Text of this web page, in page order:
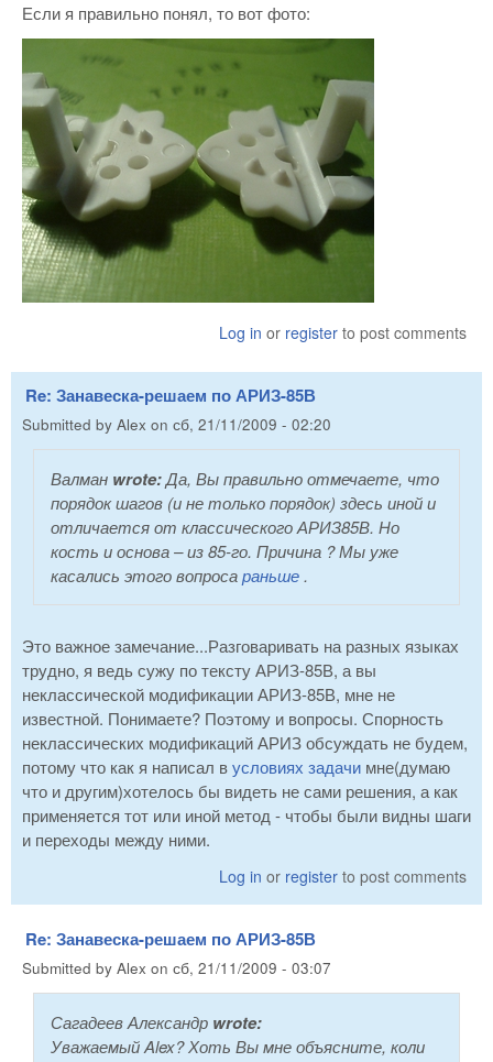
Если я правильно понял, то вот фото:
Log in or register to post comments
Re: Занавеска-решаем по АРИЗ-85В
Submitted by Alex on сб, 21/11/2009 - 02:20
Валман wrote:Да, Вы правильно отмечаете, что
порядок шагов (и не только порядок) здесь иной и
отличается от классического АРИЗ85В. Но
кость и основа – из 85-го. Причина ? Мы уже
касались этого вопросараньше.
Это важное замечание...Разговаривать на разных языках
трудно, я ведь сужу по тексту АРИЗ-85В, а вы
неклассической модификации АРИЗ-85В, мне не
известной. Понимаете? Поэтому и вопросы. Спорность
неклассических модификаций АРИЗ обсуждать не будем,
потому что как я написал вусловиях задачи мне(думаю
что и другим)хотелось бы видеть не сами решения, а как
применяется тот или иной метод - чтобы были видны шаги
и переходы между ними.
Log in or register to post comments
Re: Занавеска-решаем по АРИЗ-85В
Submitted by Alex on сб, 21/11/2009 - 03:07
Сагадеев Александр wrote:
Уважаемый Alex? Хоть Вы мне объясните, коли